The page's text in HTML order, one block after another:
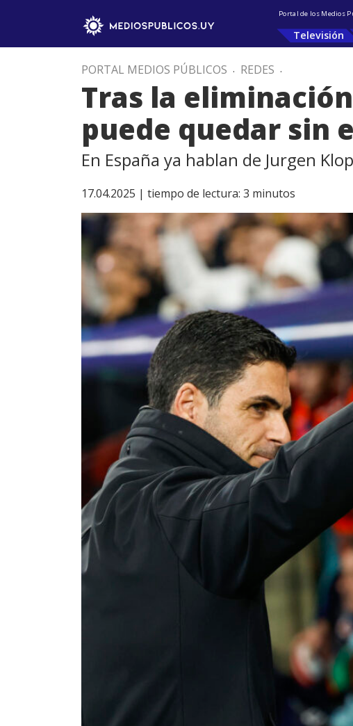
Portal de los Medios
Televisión
PORTAL MEDIOS PÚBLICOS . REDES .
Tras la
puede quedar sin
En España ya hablan de Jurgen
17.04.2025 | tiempo de lectura: 3 minutos